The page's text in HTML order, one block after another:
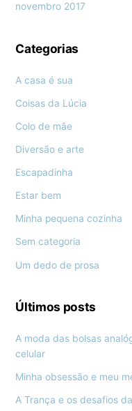
novembro 2017
Categorias
A casa é sua
Coisas da Lúcia
Colo de mãe
Diversão e arte
Escapadinha
Estar bem
Minha pequena cozinha
Sem categoria
Um dedo de prosa
Últimos posts
A moda das bolsas
celular
Minha obsessão e meu
A Trança e os desafios